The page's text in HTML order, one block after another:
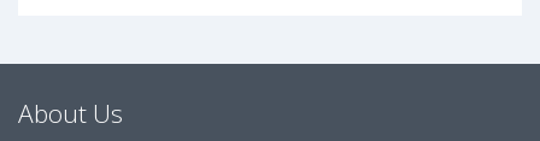
About Us